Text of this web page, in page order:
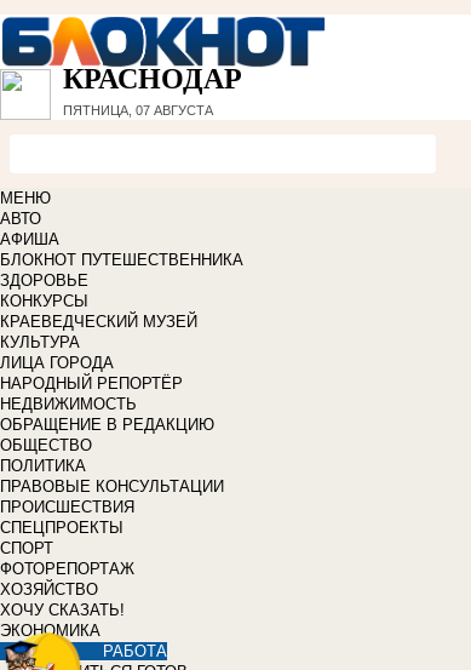
КРАСНОДАР
ПЯТНИЦА, 07 АВГУСТА
МЕНЮ
АВТО
АФИША
БЛОКНОТ ПУТЕШЕСТВЕННИКА
ЗДОРОВЬЕ
КОНКУРСЫ
КРАЕВЕДЧЕСКИЙ МУЗЕЙ
КУЛЬТУРА
ЛИЦА ГОРОДА
НАРОДНЫЙ РЕПОРТЁР
НЕДВИЖИМОСТЬ
ОБРАЩЕНИЕ В РЕДАКЦИЮ
ОБЩЕСТВО
ПОЛИТИКА
ПРАВОВЫЕ КОНСУЛЬТАЦИИ
ПРОИСШЕСТВИЯ
СПЕЦПРОЕКТЫ
СПОРТ
ФОТОРЕПОРТАЖ
ХОЗЯЙСТВО
ХОЧУ СКАЗАТЬ!
ЭКОНОМИКА
РАБОТА